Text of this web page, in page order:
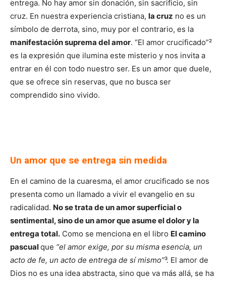
entrega. No hay amor sin donación, sin sacrificio, sin
cruz. En nuestra experiencia cristiana, la cruz no es un
símbolo de derrota, sino, muy por el contrario, es la
manifestación suprema del amor. “El amor crucificado”²
es la expresión que ilumina este misterio y nos invita a
entrar en él con todo nuestro ser. Es un amor que duele,
que se ofrece sin reservas, que no busca ser
comprendido sino vivido.
Un amor que se entrega sin medida
En el camino de la cuaresma, el amor crucificado se nos
presenta como un llamado a vivir el evangelio en su
radicalidad. No se trata de un amor superficial o
sentimental, sino de un amor que asume el dolor y la
entrega total. Como se menciona en el libro El camino
pascualque “el amor exige, por su misma esencia, un
acto de fe, un acto de entrega de sí mismo”³. El amor de
Dios no es una idea abstracta, sino que va más allá, se ha